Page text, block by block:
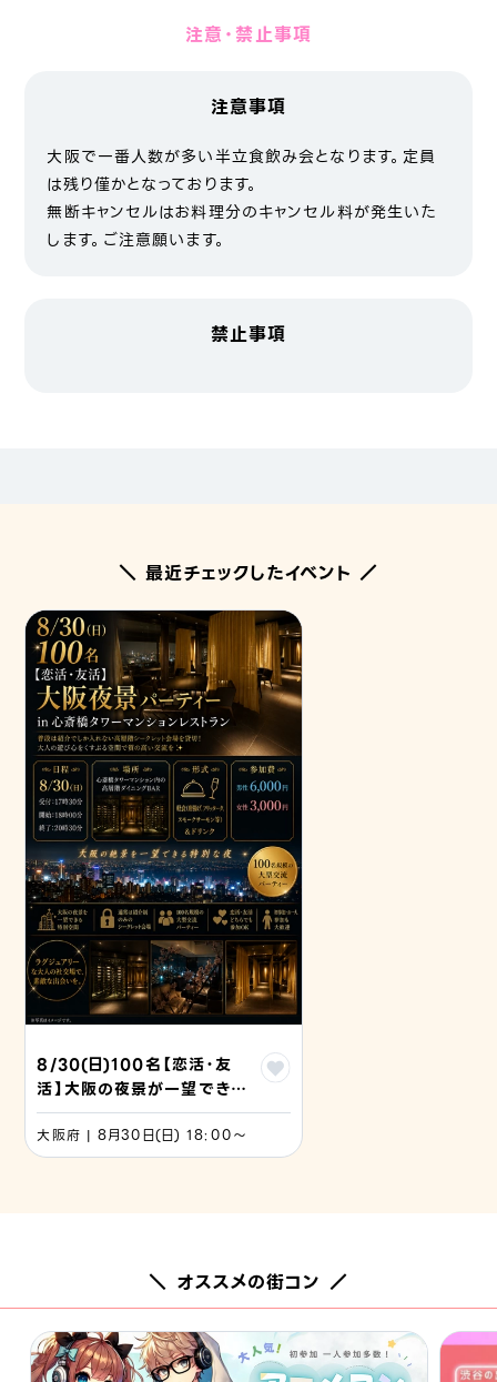
注意・禁止事項
注意事項
大阪で一番人数が多い半立食飲み会となります。定員
は残り僅かとなっております。
無断キャンセルはお料理分のキャンセル料が発生いた
します。ご注意願います。
禁止事項
＼ 最近チェックしたイベント ／
8/30(日)100名【恋活・友
活】大阪の夜景が一望できる
シークレットラグジュアリー
パーティーinル サロン
2100心斎橋 の招待状(*・
大阪府 | 8月30日(日) 18:00〜
＼ オススメの街コン ／